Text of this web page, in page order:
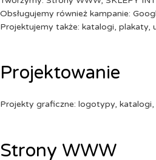
Obsługujemy również kampanie:
Projektujemy także: katalogi, plakaty,
Projektowanie
Projekty graficzne: logotypy,
Strony WWW